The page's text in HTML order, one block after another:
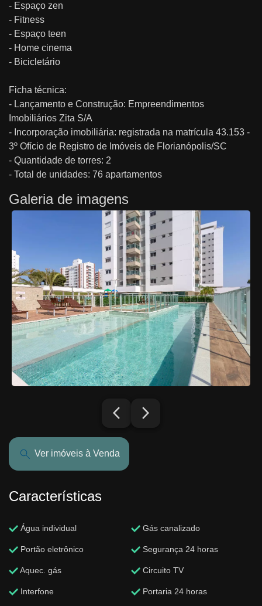
- Espaço zen
- Fitness
- Espaço teen
- Home cinema
- Bicicletário
Ficha técnica:
- Lançamento e Construção: Empreendimentos
Imobiliários Zita S/A
- Incorporação imobiliária: registrada na matrícula 43.153 -
3º Ofício de Registro de Imóveis de Florianópolis/SC
- Quantidade de torres: 2
- Total de unidades: 76 apartamentos
Galeria de imagens
arrow_back_ios_new arrow_forward_ios
Ver imóveis à Venda
Características
Água individual Gás canalizado
Portão eletrônico Segurança 24 horas
Aquec. gás Circuito TV
Interfone Portaria 24 horas